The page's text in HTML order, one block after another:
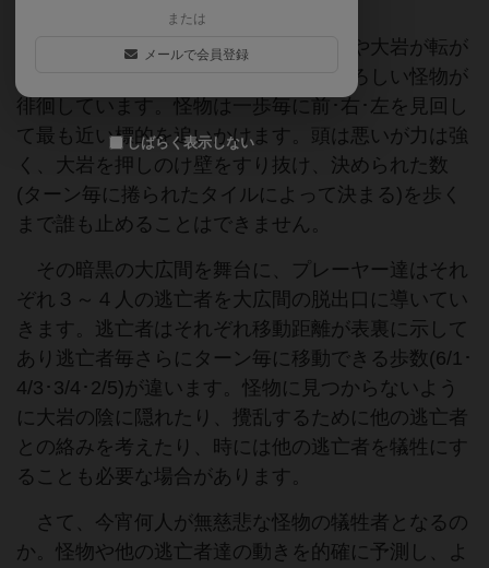
プレーヤー達は罠にはまり血溜まりや大岩が転が
る大広間に堕とされます。そこには恐ろしい怪物が
徘徊しています。怪物は一歩毎に前･右･左を見回し
て最も近い標的を追いかけます。頭は悪いが力は強
く、大岩を押しのけ壁をすり抜け、決められた数
(ターン毎に捲られたタイルによって決まる)を歩く
まで誰も止めることはできません。
その暗黒の大広間を舞台に、プレーヤー達はそれ
ぞれ３～４人の逃亡者を大広間の脱出口に導いてい
きます。逃亡者はそれぞれ移動距離が表裏に示して
あり逃亡者毎さらにターン毎に移動できる歩数(6/1･
4/3･3/4･2/5)が違います。怪物に見つからないよう
に大岩の陰に隠れたり、攪乱するために他の逃亡者
との絡みを考えたり、時には他の逃亡者を犠牲にす
ることも必要な場合があります。
さて、今宵何人が無慈悲な怪物の犠牲者となるの
か。怪物や他の逃亡者達の動きを的確に予測し、よ
または
メールで会員登録
しばらく表示しない